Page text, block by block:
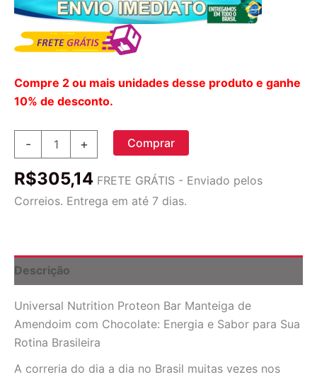
Compre 2 ou mais unidades desse produto e ganhe
10% de desconto.
-
Bar
Manteiga
Chocolate
-
Barras
Energéticas
+ Comprar
R$305,14 FRETE GRÁTIS - Enviado pelos
Correios. Entrega em até 7 dias.
Descrição
Universal Nutrition Proteon Bar Manteiga de
Amendoim com Chocolate: Energia e Sabor para Sua
Rotina Brasileira
A correria do dia a dia no Brasil muitas vezes nos